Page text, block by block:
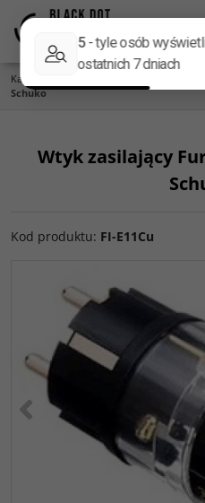
Kategoria główna
Schuko
Wtyk zasilający
Kod produktu: FI-E11Cu
<